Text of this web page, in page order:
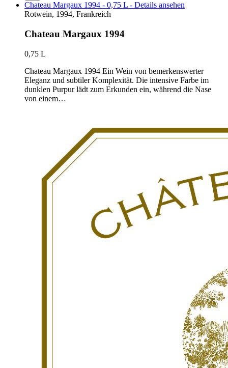
Chateau Margaux 1994 - 0,75 L - Details ansehen
Rotwein, 1994, Frankreich
Chateau Margaux 1994
0,75 L
Chateau Margaux 1994 Ein Wein von bemerkenswerter
Eleganz und subtiler Komplexität. Die intensive Farbe im
dunklen Purpur lädt zum Erkunden ein, während die Nase
von einem…